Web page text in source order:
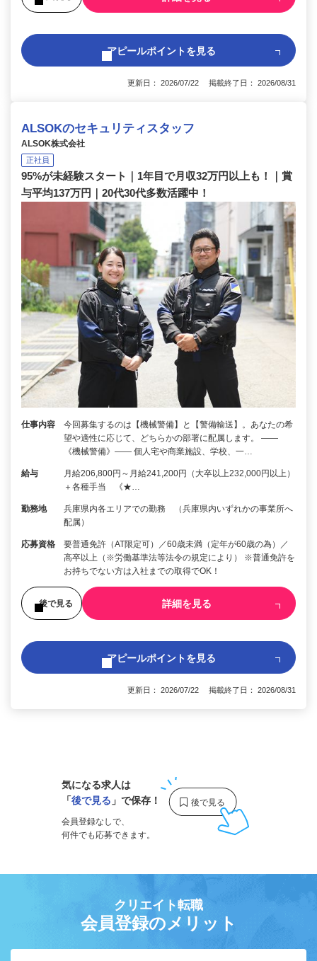
アピールポイントを見る
更新日： 2026/07/22 掲載終了日： 2026/08/31
ALSOKのセキュリティスタッフ
ALSOK株式会社
正社員
95%が未経験スタート｜1年目で月収32万円以上も！｜賞
与平均137万円｜20代30代多数活躍中！
仕事内容
今回募集するのは【機械警備】と【警備輸送】。あなたの希
望や適性に応じて、どちらかの部署に配属します。 ――
《機械警備》―― 個人宅や商業施設、学校、一…
給与
月給206,800円～月給241,200円（大卒以上232,000円以上）
＋各種手当 《★…
勤務地
兵庫県内各エリアでの勤務 （兵庫県内いずれかの事業所へ
配属）
応募資格
要普通免許（AT限定可）／60歳未満（定年が60歳の為）／
高卒以上（※労働基準法等法令の規定により） ※普通免許を
お持ちでない方は入社までの取得でOK！
後で見る 詳細を見る
アピールポイントを見る
更新日： 2026/07/22 掲載終了日： 2026/08/31
気になる求人は
「後で見る 」で保存！
会員登録なしで、
何件でも応募できます。
クリエイト転職
会員登録のメリット